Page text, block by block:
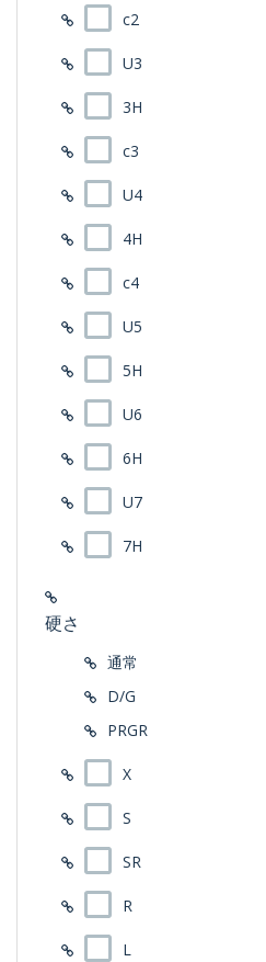
ジャスティック
ジョージスピリッツ
デザインチューニング
フォーブス
マスダゴルフ
マックスソウル(MAX SOUL)
ミステリー
ムジーク(muziik)
リョーマ(RYOMA) ゴルフ
ルーツゴルフ(ゴーセン)
ワークス ゴルフ
三浦技研
c2
U3
3H
c3
U4
4H
c4
U5
5H
U6
6H
U7
7H
硬さ
通常
D/G
PRGR
X
S
SR
R
L